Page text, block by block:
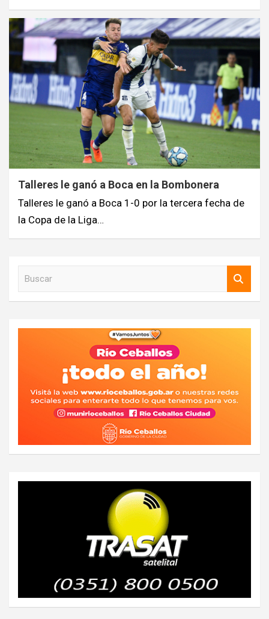
Talleres le ganó a Boca en la Bombonera
Talleres le ganó a Boca 1-0 por la tercera fecha de
la Copa de la Liga…